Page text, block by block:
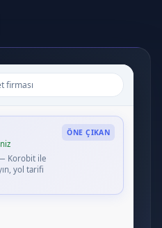
firması
Korobit ile
yol tarifi
ÖNE ÇIKAN